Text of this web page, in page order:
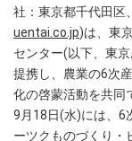
社：東京都千代田区
uentai.co.jp)は、東
センター(以下、東
提携し、農業の6次
化の啓蒙活動を共同
9月18日(水)には、6
ーツクものづくり・